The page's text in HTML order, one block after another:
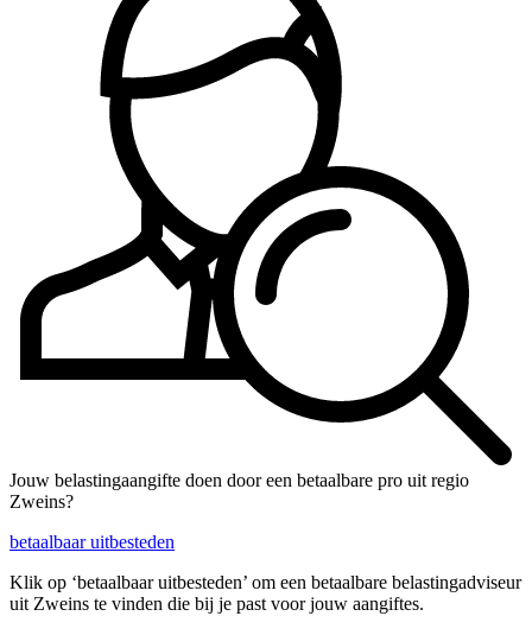
Jouw belastingaangifte doen door een betaalbare pro uit regio
Zweins?
betaalbaar uitbesteden
Klik op ‘betaalbaar uitbesteden’ om een betaalbare belastingadviseur
uit Zweins te vinden die bij je past voor jouw aangiftes.